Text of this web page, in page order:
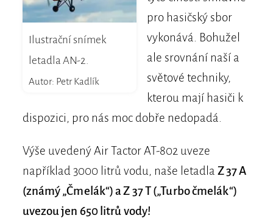
Ilustrační snímek
letadla AN-2.
Autor: Petr Kadlík
pro hasičský sbor
vykonává. Bohužel
ale srovnání naší a
světové techniky,
kterou mají hasiči k
dispozici, pro nás moc dobře nedopadá.
Výše uvedený Air Tactor AT-802 uveze
například 3000 litrů vodu, naše letadla Z 37 A
(známý „Čmelák“) a Z 37 T („Turbo čmelák“)
uvezou jen 650 litrů vody!